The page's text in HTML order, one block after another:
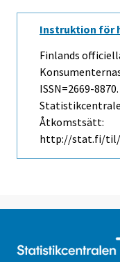
Instruktion för
Finlands
ISSN=2669-
Åtkomstsätt:
http://stat.fi/til/